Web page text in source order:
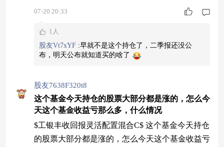
07-20 20:33
1人
股友Vt7xYF :早就不是这个持仓了，二季报还没公
布，明天公布就知道买的啥了
股友7638F320t8
这个基金今天持仓的股票大部分都是涨的，怎么今
天这个基金收益亏那么多，什么情况
$工银丰收回报灵活配置混合C$ 这个基金今天持仓
的股票大部分都是涨的，怎么今天这个基金收益亏